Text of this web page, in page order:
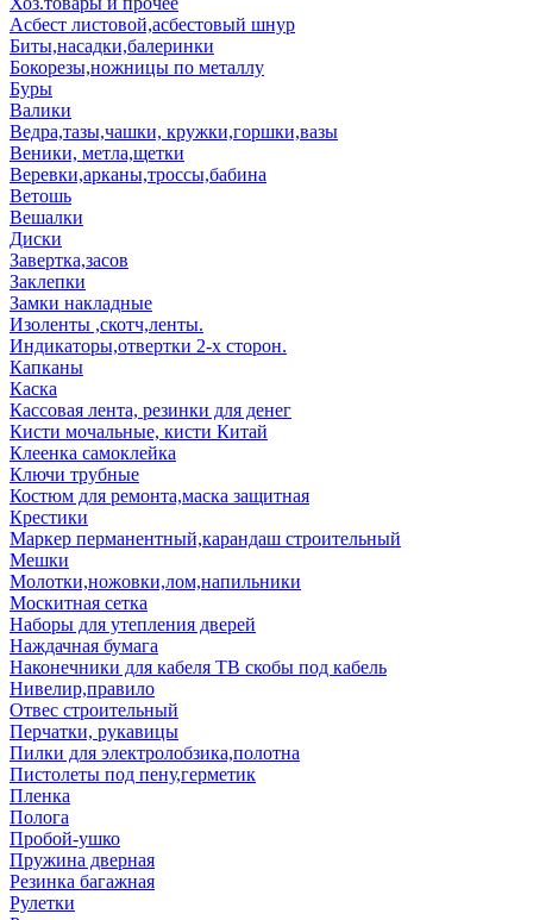
Асбест листовой,асбестовый шнур
Биты,насадки,балеринки
Бокорезы,ножницы по металлу
Буры
Валики
Ведра,тазы,чашки, кружки,горшки,вазы
Веники, метла,щетки
Веревки,арканы,троссы,бабина
Ветошь
Вешалки
Диски
Завертка,засов
Заклепки
Замки накладные
Изоленты ,скотч,ленты.
Индикаторы,отвертки 2-х сторон.
Капканы
Каска
Кассовая лента, резинки для денег
Кисти мочальные, кисти Китай
Клеенка самоклейка
Ключи трубные
Костюм для ремонта,маска защитная
Крестики
Маркер перманентный,карандаш строительный
Мешки
Молотки,ножовки,лом,напильники
Москитная сетка
Наборы для утепления дверей
Наждачная бумага
Наконечники для кабеля ТВ скобы под кабель
Нивелир,правило
Отвес строительный
Перчатки, рукавицы
Пилки для электролобзика,полотна
Пистолеты под пену,герметик
Пленка
Полога
Пробой-ушко
Пружина дверная
Резинка багажная
Рулетки